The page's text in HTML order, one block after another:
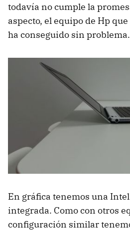
todavía no cumple la
aspecto, el equipo de Hp
ha conseguido sin problema.
En gráfica tenemos una
integrada. Como con otros
configuración similar